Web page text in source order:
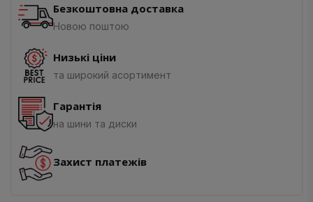
Безкоштовна доставка
Новою поштою
Низькі ціни
та широкий асортимент
Гарантія
на шини та диски
Захист платежів